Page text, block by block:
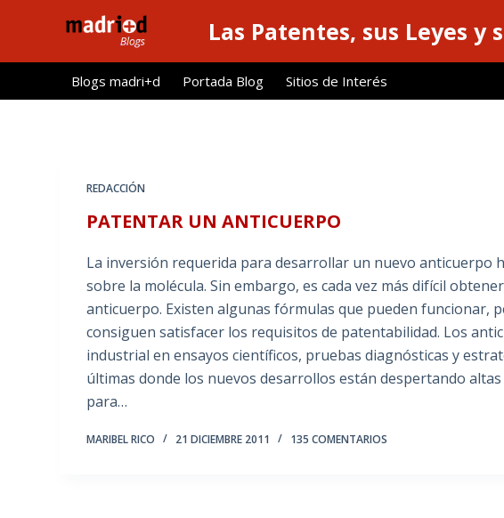
l
Las Patentes, sus Leyes y
Blogs madri+d Portada Blog Sitios de Interés
REDACCIÓN
PATENTAR UN ANTICUERPO
La inversión requerida para desarrollar un nuevo anticuerpo
sobre la molécula. Sin embargo, es cada vez más difícil
anticuerpo. Existen algunas fórmulas que pueden funcionar,
consiguen satisfacer los requisitos de patentabilidad. Los
industrial en ensayos científicos, pruebas diagnósticas y
últimas donde los nuevos desarrollos están despertando
para…
MARIBEL RICO 21 DICIEMBRE 2011 135 COMENTARIOS